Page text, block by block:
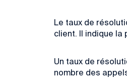
Le taux de
client. Il indique la
Un taux de
nombre des